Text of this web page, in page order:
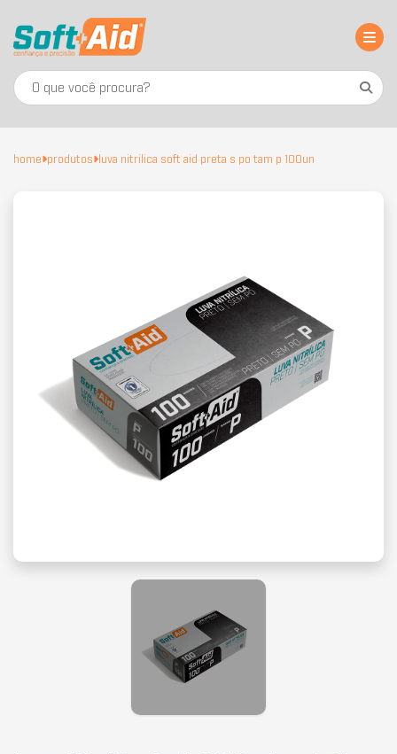
home produtos luva nitrilica soft aid preta s po tam p 100un